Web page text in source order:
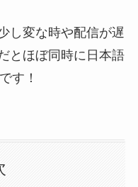
し変な時や配信が遅
とほぼ同時に日本語
す！